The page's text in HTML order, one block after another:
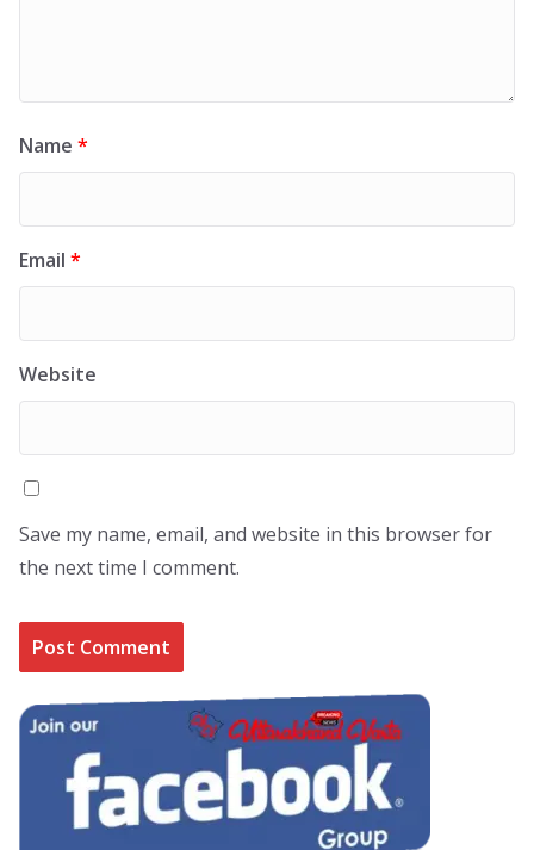
Name *
Email *
Website
Save my name, email, and website in this browser for
the next time I comment.